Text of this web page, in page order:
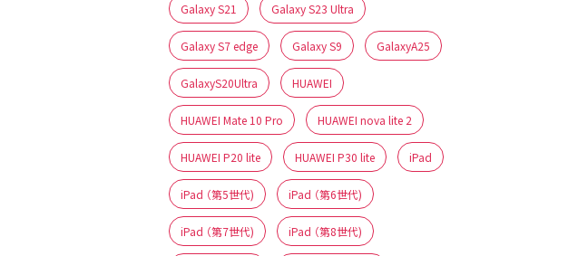
Galaxy S21 Galaxy S23 Ultra
Galaxy S7 edge Galaxy S9 GalaxyA25
GalaxyS20Ultra HUAWEI
HUAWEI Mate 10 Pro HUAWEI nova lite 2
HUAWEI P20 lite HUAWEI P30 lite iPad
iPad （第5世代) iPad （第6世代)
iPad （第7世代) iPad （第8世代)